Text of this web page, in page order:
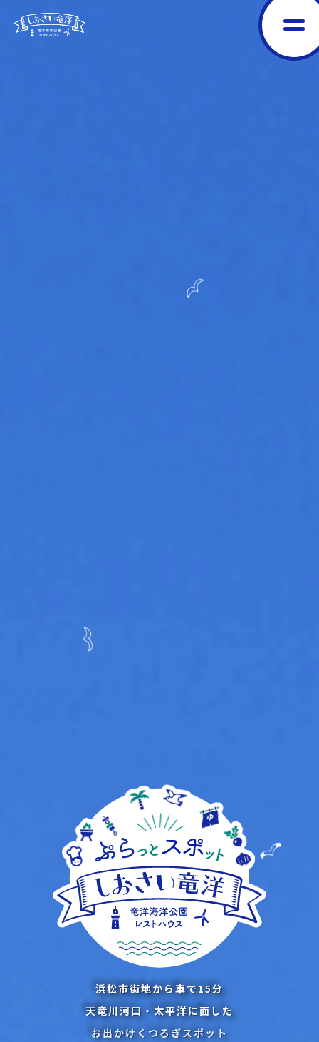
浜松市街地から車で15分
天竜川河口・太平洋に面した
お出かけくつろぎスポット